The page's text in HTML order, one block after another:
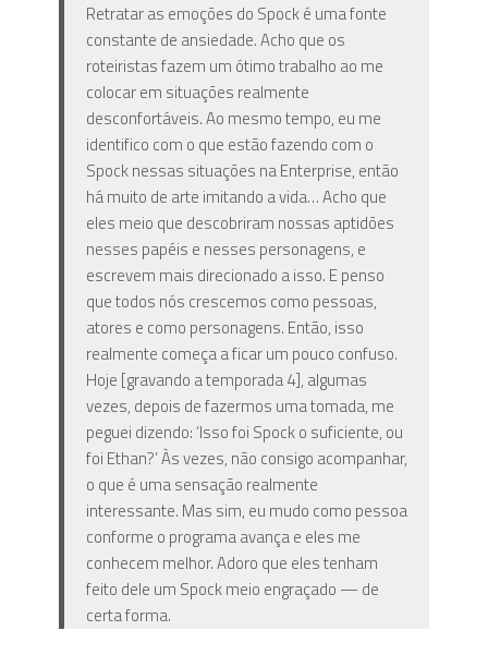
Retratar as emoções do Spock é uma fonte
constante de ansiedade. Acho que os
roteiristas fazem um ótimo trabalho ao me
colocar em situações realmente
desconfortáveis. Ao mesmo tempo, eu me
identifico com o que estão fazendo com o
Spock nessas situações na Enterprise, então
há muito de arte imitando a vida… Acho que
eles meio que descobriram nossas aptidões
nesses papéis e nesses personagens, e
escrevem mais direcionado a isso. E penso
que todos nós crescemos como pessoas,
atores e como personagens. Então, isso
realmente começa a ficar um pouco confuso.
Hoje [gravando a temporada 4], algumas
vezes, depois de fazermos uma tomada, me
peguei dizendo: ‘Isso foi Spock o suficiente, ou
foi Ethan?’ Às vezes, não consigo acompanhar,
o que é uma sensação realmente
interessante. Mas sim, eu mudo como pessoa
conforme o programa avança e eles me
conhecem melhor. Adoro que eles tenham
feito dele um Spock meio engraçado — de
certa forma.